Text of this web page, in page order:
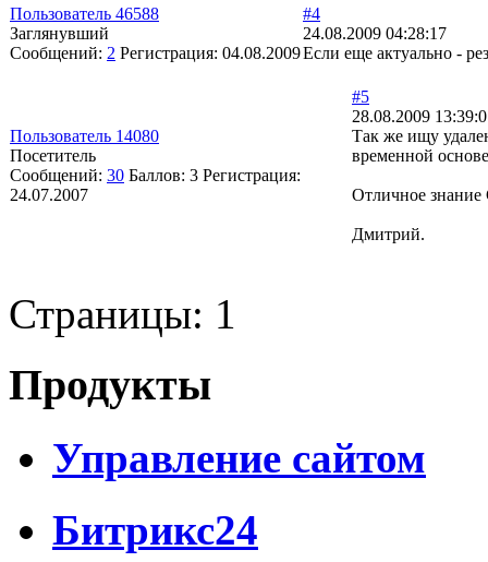
Пользователь 46588
Заглянувший
Сообщений: 2 Регистрация: 04.08.2009
#4
24.08.2009 04:28:17
Если еще актуально -
Пользователь 14080
Посетитель
Сообщений: 30 Баллов: 3 Регистрация:
24.07.2007
#5
28.08.2009
Так же ищу
временной
Отличное знание
Дмитрий.
Страницы: 1
Продукты
Управление сайтом
Битрикс24